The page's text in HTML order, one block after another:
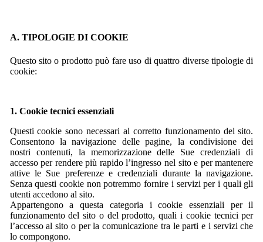
A. TIPOLOGIE DI COOKIE
Questo sito o prodotto può fare uso di quattro diverse tipologie di
cookie:
1. Cookie tecnici essenziali
Questi cookie sono necessari al corretto funzionamento del sito.
Consentono la navigazione delle pagine, la condivisione dei
nostri contenuti, la memorizzazione delle Sue credenziali di
accesso per rendere più rapido l’ingresso nel sito e per mantenere
attive le Sue preferenze e credenziali durante la navigazione.
Senza questi cookie non potremmo fornire i servizi per i quali gli
utenti accedono al sito.
Appartengono a questa categoria i cookie essenziali per il
funzionamento del sito o del prodotto, quali i cookie tecnici per
l’accesso al sito o per la comunicazione tra le parti e i servizi che
lo compongono.